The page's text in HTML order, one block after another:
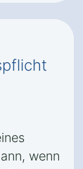
wenn